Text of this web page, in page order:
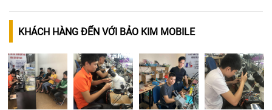
KHÁCH HÀNG ĐẾN VỚI BẢO KIM MOBILE